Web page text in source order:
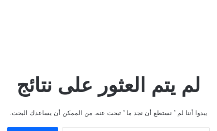
لم يتم العثور على نتائج
يبدوا أننا لم ’ نستطع أن نجد ما ’ تبحث عنه. من الممكن أن يساعدك البحث.